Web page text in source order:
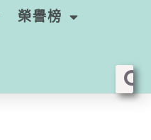
榮譽榜